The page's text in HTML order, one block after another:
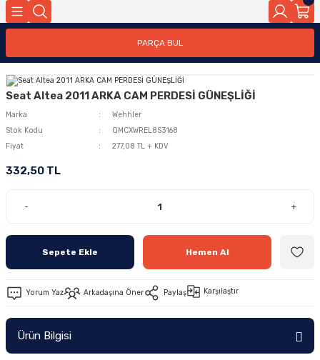
PARÇA BUL
Seat Altea 2011 ARKA CAM PERDESİ GÜNEŞLİĞİ
Marka
Wehhler
Stok Kodu
QMCXWREL8S3168
Fiyat
277,08 TL + KDV
332,50 TL
- +
Sepete Ekle Hemen Al
Yorum Yaz Arkadaşına Öner Paylaş Karşılaştır
Ürün Bilgisi